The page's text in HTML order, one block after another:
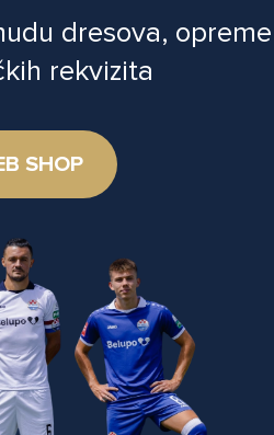
dresova, opreme
rekvizita
SHOP